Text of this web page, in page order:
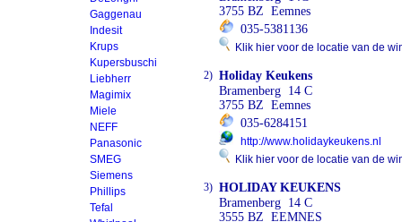
Gaggenau
Indesit
Krups
Kupersbuschi
Liebherr
Magimix
Miele
NEFF
Panasonic
SMEG
Siemens
Phillips
Tefal
3755 BZ Eemnes
035-5381136
Klik hier voor de locatie van de
2) Holiday Keukens
Bramenberg 14 C
3755 BZ Eemnes
035-6284151
http://www.holidaykeukens.nl
Klik hier voor de locatie van de
3) HOLIDAY KEUKENS
Bramenberg 14 C
3555 BZ EEMNES